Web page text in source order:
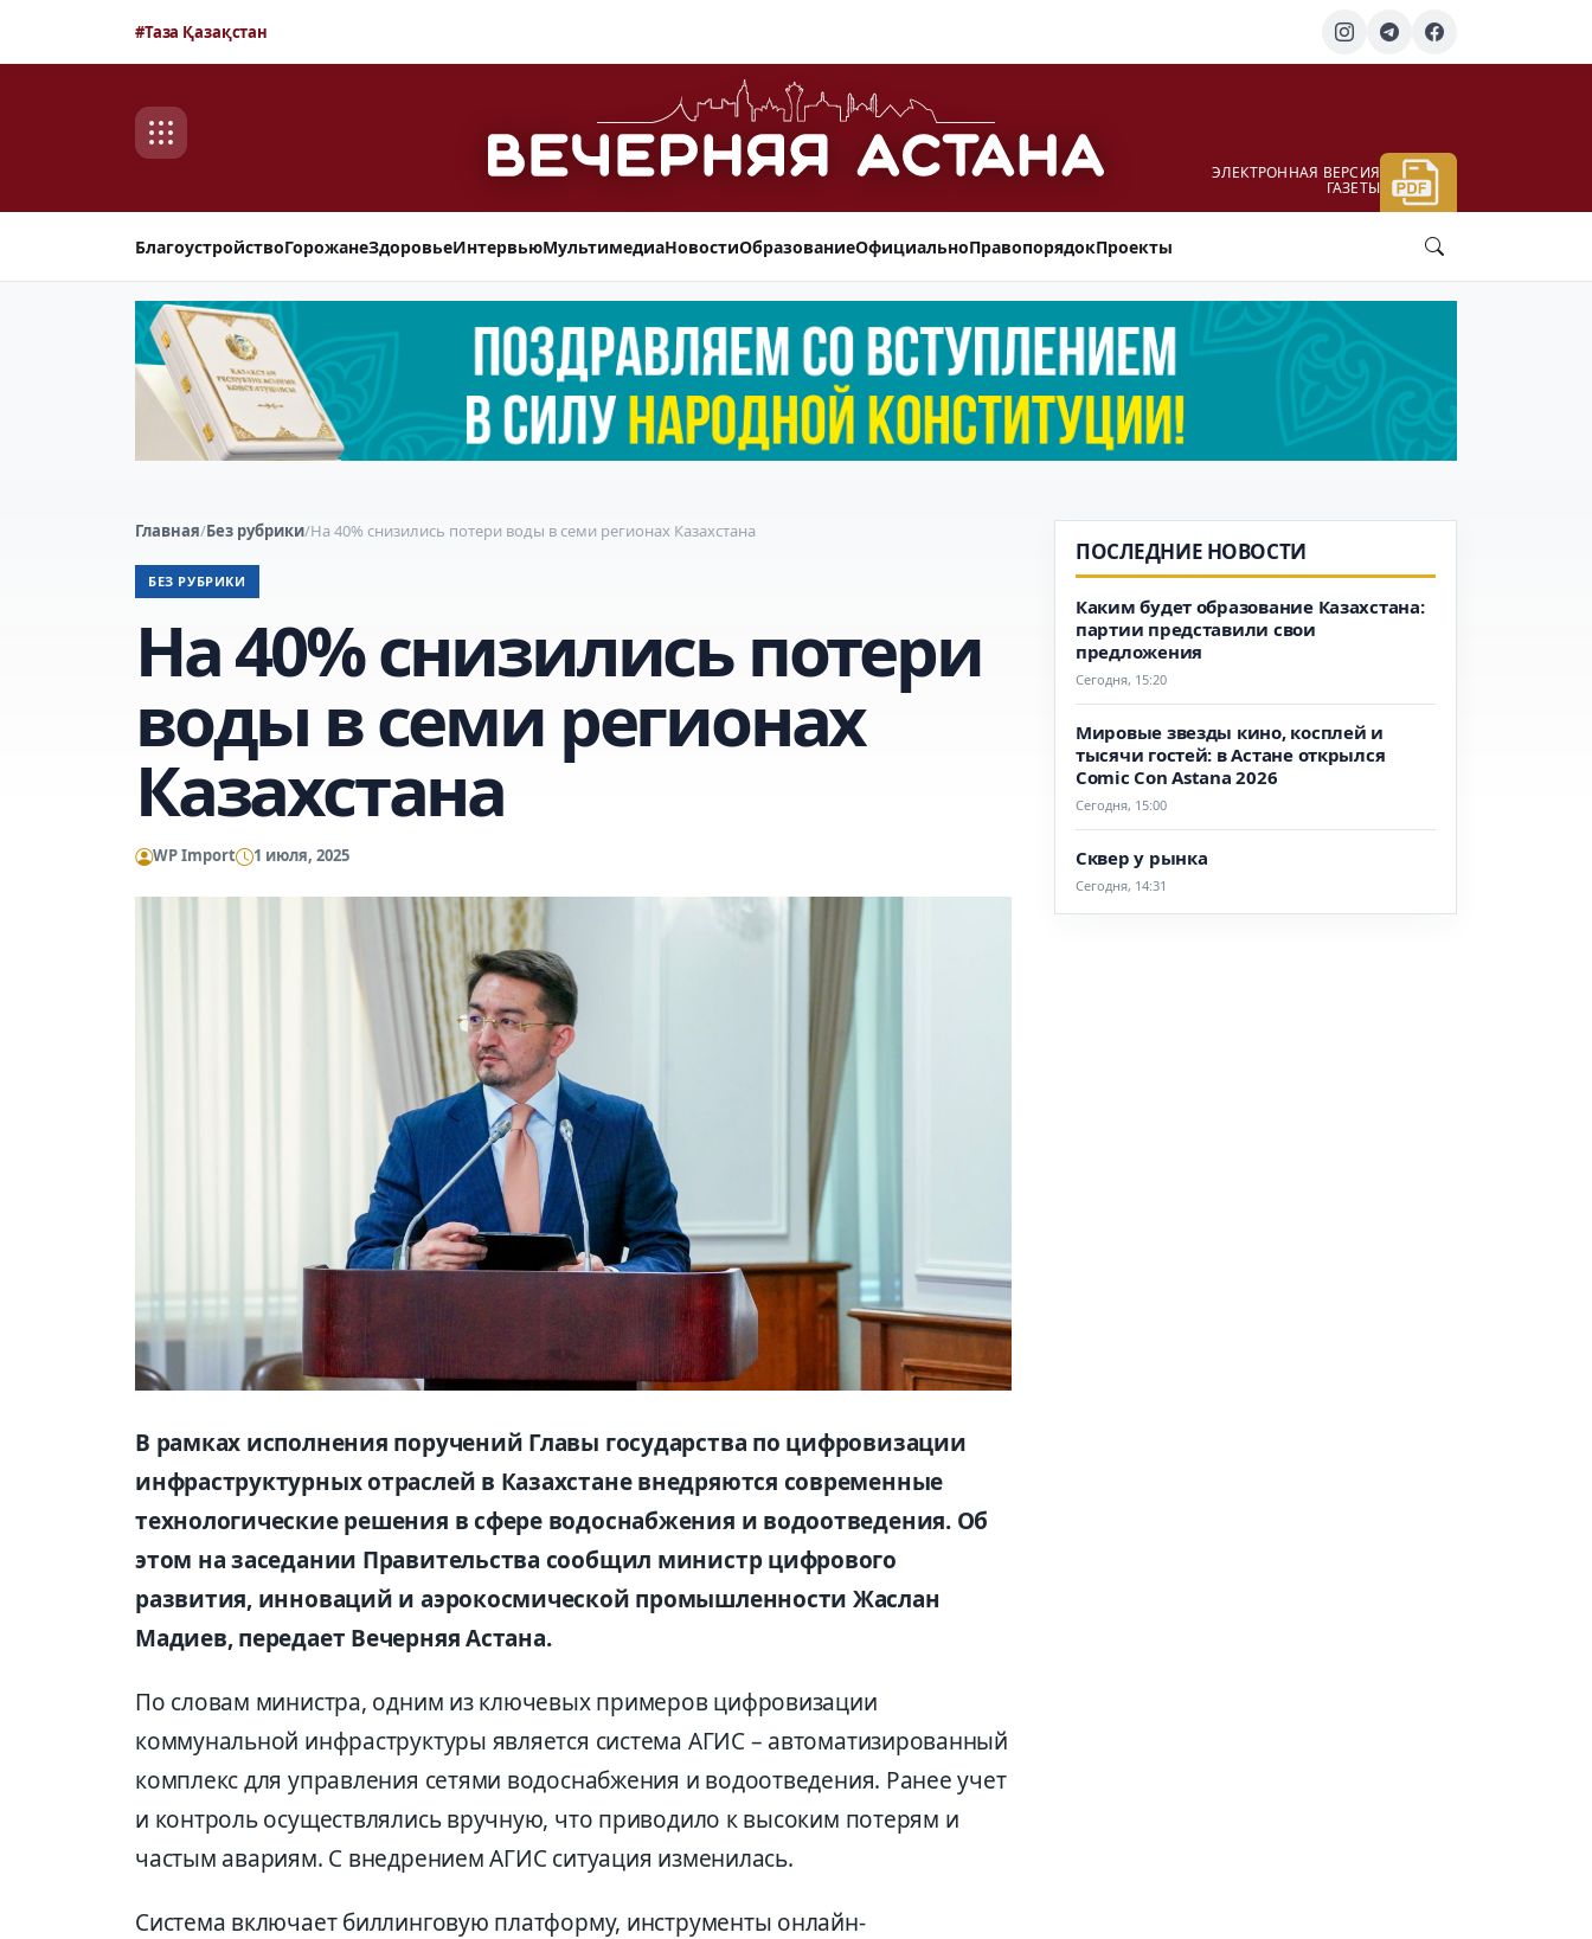
#Таза Қазақстан
ЭЛЕКТРОННАЯ ВЕРСИЯ
ГАЗЕТЫ
БлагоустройствоГорожанеЗдоровьеИнтервьюМультимедиаНовостиОбразованиеОфициальноПравопорядокПроекты
Главная/Без рубрики/На 40% снизились потери воды в семи регионах Казахстана
БЕЗ РУБРИКИ
На 40% снизились потери
воды в семи регионах
Казахстана
WP Import 1 июля, 2025
В рамках исполнения поручений Главы государства по цифровизации
инфраструктурных отраслей в Казахстане внедряются современные
технологические решения в сфере водоснабжения и водоотведения. Об
этом на заседании Правительства сообщил министр цифрового
развития, инноваций и аэрокосмической промышленности Жаслан
Мадиев, передает Вечерняя Астана.
По словам министра, одним из ключевых примеров цифровизации
коммунальной инфраструктуры является система АГИС – автоматизированный
комплекс для управления сетями водоснабжения и водоотведения. Ранее учет
и контроль осуществлялись вручную, что приводило к высоким потерям и
частым авариям. С внедрением АГИС ситуация изменилась.
Система включает биллинговую платформу, инструменты онлайн-
ПОСЛЕДНИЕ НОВОСТИ
Каким будет образование Казахстана:
партии представили свои
предложения
Сегодня, 15:20
Мировые звезды кино, косплей и
тысячи гостей: в Астане открылся
Comic Con Astana 2026
Сегодня, 15:00
Сквер у рынка
Сегодня, 14:31